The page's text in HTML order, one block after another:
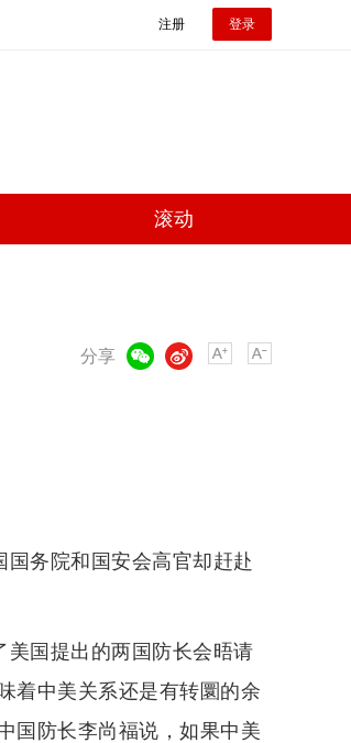
注册 登录
滚动
分享
微博
国务院和国安会高官却赶赴
美国提出的两国防长会晤请
着中美关系还是有转圜的余
国防长李尚福说，如果中美